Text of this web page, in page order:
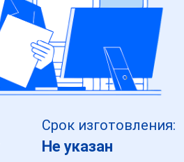
Срок изготовления:
Не указан